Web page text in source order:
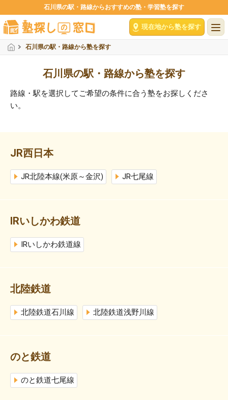
石川県の駅・路線からおすすめの塾・学習塾を探す
現在地から塾を探す
石川県の駅・路線から塾を探す
石川県の駅・路線から塾を探す
路線・駅を選択してご希望の条件に合う塾をお探しくださ
い。
JR西日本
JR北陸本線(米原～金沢) JR七尾線
IRいしかわ鉄道
IRいしかわ鉄道線
北陸鉄道
北陸鉄道石川線 北陸鉄道浅野川線
のと鉄道
のと鉄道七尾線